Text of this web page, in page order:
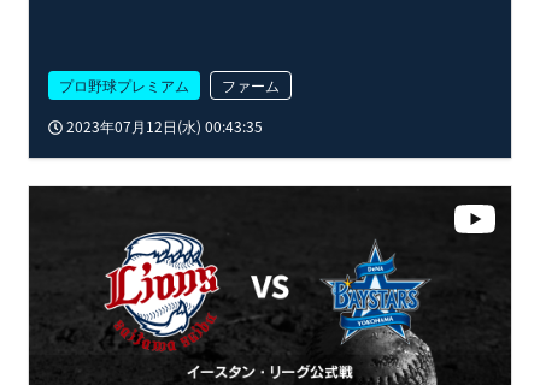
プロ野球プレミアム
ファーム
2023年07月12日(水) 00:43:35